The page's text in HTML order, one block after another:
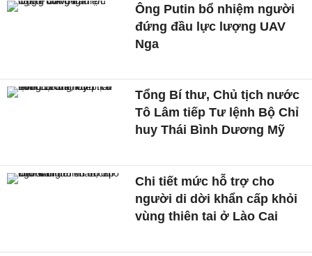
Ông Putin bổ nhiệm người
đứng đầu lực lượng UAV
Nga
Tổng Bí thư, Chủ tịch nước
Tô Lâm tiếp Tư lệnh Bộ Chỉ
huy Thái Bình Dương Mỹ
Chi tiết mức hỗ trợ cho
người di dời khẩn cấp khỏi
vùng thiên tai ở Lào Cai